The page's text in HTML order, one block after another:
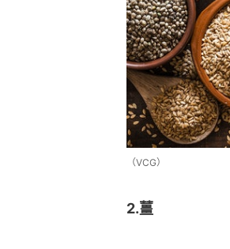
（VCG）
2.薑